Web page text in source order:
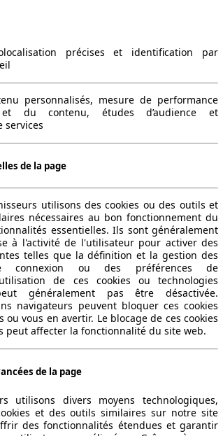
précises et identification par
personnalisés, mesure de performance
du contenu, études d’audience et
services
de la page
utilisons des cookies ou des outils et
nécessaires au bon fonctionnement du
essentielles. Ils sont généralement
à l'activité de l'utilisateur pour activer des
telles que la définition et la gestion des
connexion ou des préférences de
de ces cookies ou technologies
généralement pas être désactivée.
navigateurs peuvent bloquer ces cookies
vous en avertir. Le blocage de ces cookies
peut affecter la fonctionnalité du site web.
de la page
utilisons divers moyens technologiques,
et des outils similaires sur notre site
des fonctionnalités étendues et garantir